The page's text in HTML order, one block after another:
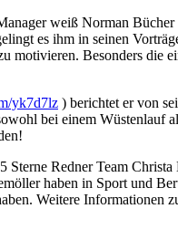
weiß Norman Bücher
es ihm in seinen
motivieren. Besonders
yk7d7lz ) berichtet er von
bei einem
Redner Team
haben in Sport und
Weitere Informationen